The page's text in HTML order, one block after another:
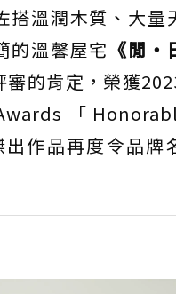
搭溫潤木質、大量
的溫馨屋宅 《閒‧
審的肯定，榮獲
「
作品再度令品牌